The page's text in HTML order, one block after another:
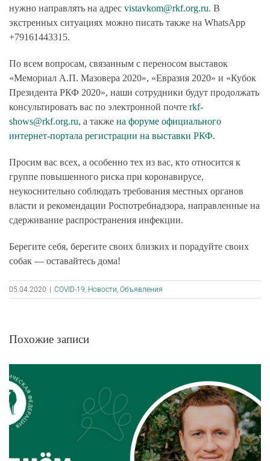
нужно направлять на адрес vistavkom@rkf.org.ru. В
экстренных ситуациях можно писать также на WhatsApp
+79161443315.
По всем вопросам, связанным с переносом выставок
«Мемориал А.П. Мазовера 2020», «Евразия 2020» и «Кубок
Президента РКФ 2020», наши сотрудники будут продолжать
консультировать вас по электронной почте rkf-
shows@rkf.org.ru, а также на форуме официального
интернет-портала регистрации на выставки РКФ.
Просим вас всех, а особенно тех из вас, кто относится к
группе повышенного риска при коронавирусе,
неукоснительно соблюдать требования местных органов
власти и рекомендации Роспотребнадзора, направленные на
сдерживание распространения инфекции.
Берегите себя, берегите своих близких и порадуйте своих
собак — оставайтесь дома!
05.04.2020 COVID-19, Новости, Объявления
Похожие записи